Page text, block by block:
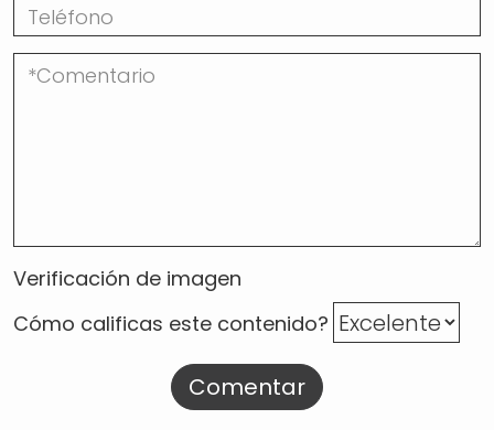
Verificación de imagen
Cómo calificas este contenido?
Comentar